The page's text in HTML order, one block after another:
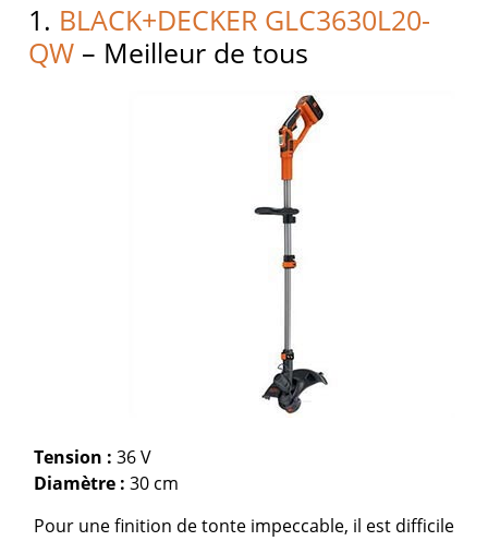
1. BLACK+DECKER GLC3630L20-
QW – Meilleur de tous
Tension :36 V
Diamètre :30 cm
Pour une finition de tonte impeccable, il est difficile